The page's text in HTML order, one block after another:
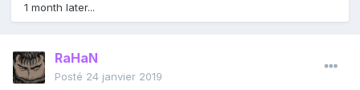
1 month later...
RaHaN
Posté 24 janvier 2019